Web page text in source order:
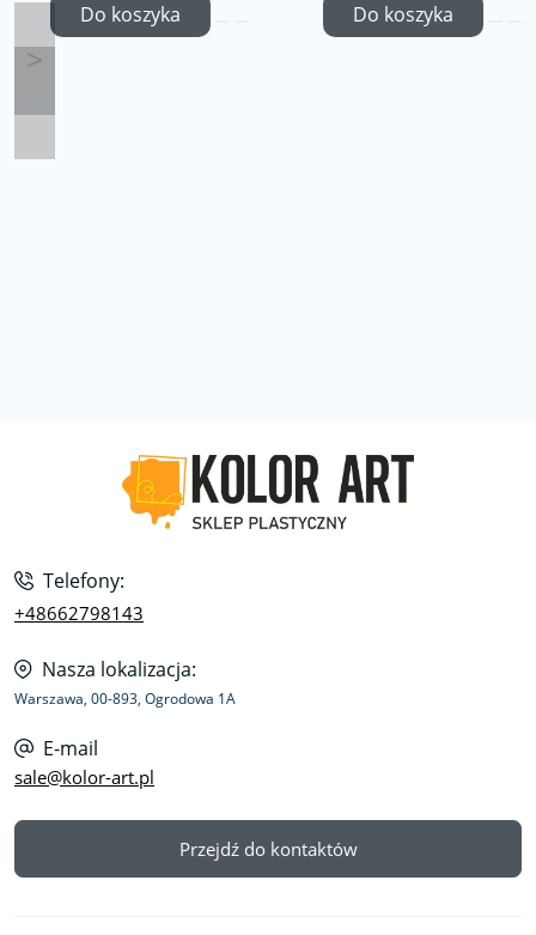
Do koszyka
Do koszyka
Telefony:
+48662798143
Nasza lokalizacja:
Warszawa, 00-893, Ogrodowa 1A
E-mail
sale@kolor-art.pl
Przejdź do kontaktów